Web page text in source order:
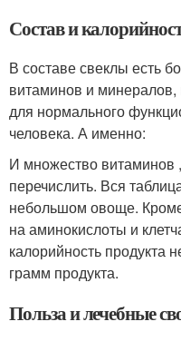
Состав и
В составе свеклы есть
витаминов и
для нормального
человека. А именно:
И множество витаминов
перечислить. Вся
небольшом овоще.
на аминокислоты и
калорийность продукта
грамм продукта.
Польза и лечебные